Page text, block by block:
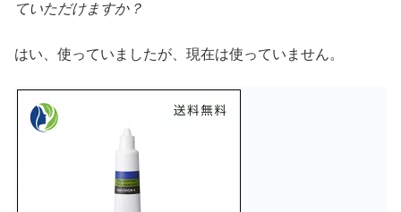
ていただけますか？
はい、使っていましたが、現在は使っていません。